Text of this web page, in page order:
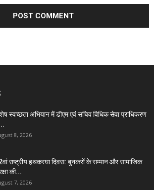
स्वच्छता अभियान में डीएम एवं सचिव विधिक सेवा प्राधिकरण
8, 2026
राष्ट्रीय हथकरघा दिवस: बुनकरों के सम्मान और सामाजिक
की...
7, 2026